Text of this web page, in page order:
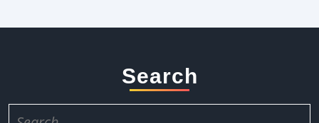
Search